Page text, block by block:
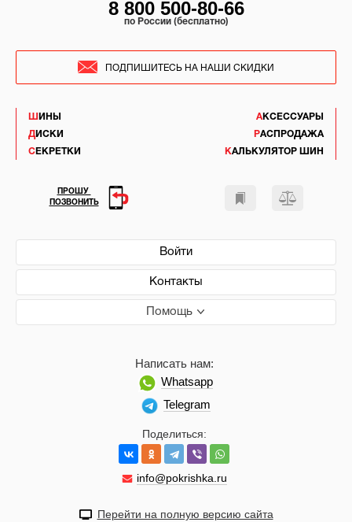
ШИНЫ
ДИСКИ
СЕКРЕТКИ
АКСЕССУАРЫ
РАСПРОДАЖА
КАЛЬКУЛЯТОР ШИН
Войти
Контакты
Помощь
Поделиться:
info@pokrishka.ru
Написать нам:
Whatsapp
Telegram
8 800 500-80-66
по России (бесплатно)
ПОДПИШИТЕСЬ НА НАШИ СКИДКИ
ПРОШУ
ПОЗВОНИТЬ
Перейти на полную версию сайта